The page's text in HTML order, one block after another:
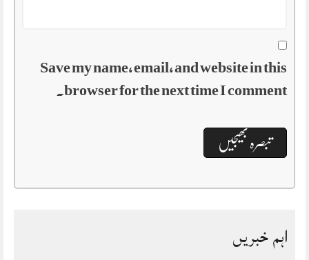
Save my name, email, and website in this
browser for the next time I comment.
اہم خبریں